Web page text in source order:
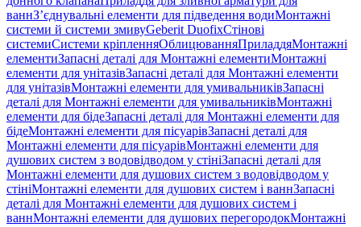
ваннЗ’єднувальні елементи для підведення водиМонтажні
системи й системи змивуGeberit DuofixСтінові
системиСистеми кріпленняОблицюванняПриладдяМонтажні
елементиЗапасні деталі для Монтажні елементиМонтажні
елементи для унітазівЗапасні деталі для Монтажні елементи
для унітазівМонтажні елементи для умивальниківЗапасні
деталі для Монтажні елементи для умивальниківМонтажні
елементи для бідеЗапасні деталі для Монтажні елементи для
бідеМонтажні елементи для пісуарівЗапасні деталі для
Монтажні елементи для пісуарівМонтажні елементи для
душових систем з водовідводом у стініЗапасні деталі для
Монтажні елементи для душових систем з водовідводом у
стініМонтажні елементи для душових систем і ваннЗапасні
деталі для Монтажні елементи для душових систем і
ваннМонтажні елементи для душових перегородокМонтажні